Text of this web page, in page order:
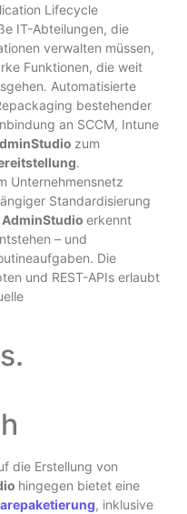
Lifecycle
IT-Abteilungen, die
verwalten müssen,
Funktionen, die weit
Automatisierte
bestehender
an SCCM, Intune
zum
.
Unternehmensnetz
Standardisierung
AdminStudio erkennt
– und
Die
und REST-APIs erlaubt
die Erstellung von
hingegen bietet eine
, inklusive